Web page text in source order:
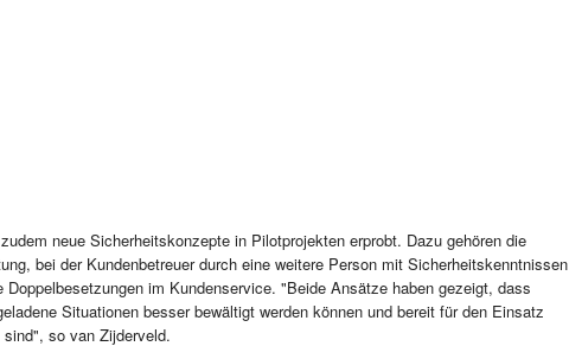
neue Sicherheitskonzepte in Pilotprojekten erprobt. Dazu gehören die
bei der Kundenbetreuer durch eine weitere Person mit Sicherheitskenntnissen
Doppelbesetzungen im Kundenservice. "Beide Ansätze haben gezeigt, dass
Situationen besser bewältigt werden können und bereit für den Einsatz
so van Zijderveld.